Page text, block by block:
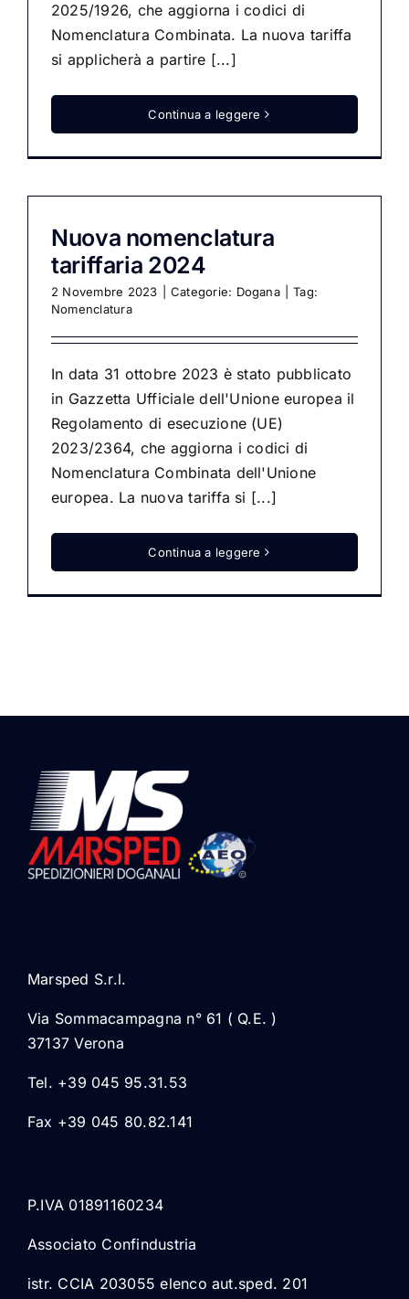
2025/1926, che aggiorna i codici di
Nomenclatura Combinata. La nuova tariffa
si applicherà a partire [...]
Continua a leggere
Nuova nomenclatura
tariffaria 2024
2 Novembre 2023 Categorie: Dogana
Tag:
Nomenclatura
In data 31 ottobre 2023 è stato pubblicato
in Gazzetta Ufficiale dell'Unione europea il
Regolamento di esecuzione (UE)
2023/2364, che aggiorna i codici di
Nomenclatura Combinata dell'Unione
europea. La nuova tariffa si [...]
Continua a leggere
Marsped S.r.l.
Via Sommacampagna n° 61 ( Q.E. )
37137 Verona
Tel. +39 045 95.31.53
Fax +39 045 80.82.141
P.IVA 01891160234
Associato Confindustria
istr. CCIA 203055 elenco aut.sped. 201